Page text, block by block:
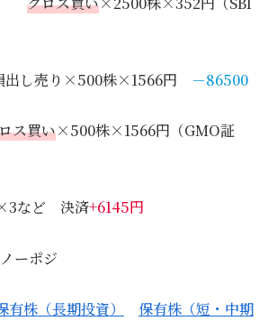
出し売り×500株×1566円 －86500
ス買い×500株×1566円（GMO証
など 決済+6145円
ーポジ
有株（長期投資）
保有株（短・中期